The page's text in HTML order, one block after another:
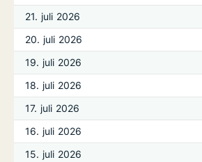
21. juli 2026
20. juli 2026
19. juli 2026
18. juli 2026
17. juli 2026
16. juli 2026
15. juli 2026